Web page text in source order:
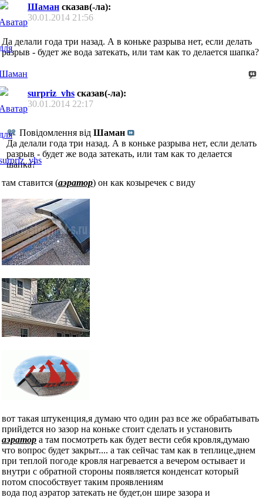
Шаман сказав(-ла):
30.01.2014 21:56
Да делали года три назад. А в коньке разрыва нет, если делать
разрыв - будет же вода затекать, или там как то делается шапка?
surpriz_vhs сказав(-ла):
30.01.2014 22:17
Повідомлення від Шаман
Да делали года три назад. А в коньке разрыва нет, если делать
разрыв - будет же вода затекать, или там как то делается
шапка?
там ставится (аэратор) он как козыречек с виду
вот такая штукенция,я думаю что один раз все же обрабатывать
прийдется но зазор на коньке стоит сделать и установить
аэратор а там посмотреть как будет вести себя кровля,думаю
что вопрос будет закрыт.... а так сейчас там как в теплице,днем
при теплой погоде кровля нагревается а вечером остывает и
внутри с обратной стороны появляется конденсат который
потом способствует таким проявлениям
вода под аэратор затекать не будет,он шире зазора и